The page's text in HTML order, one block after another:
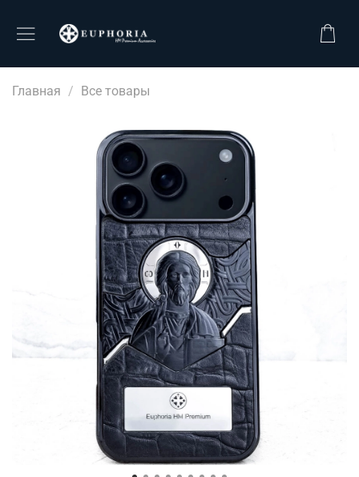
Главная Все товары